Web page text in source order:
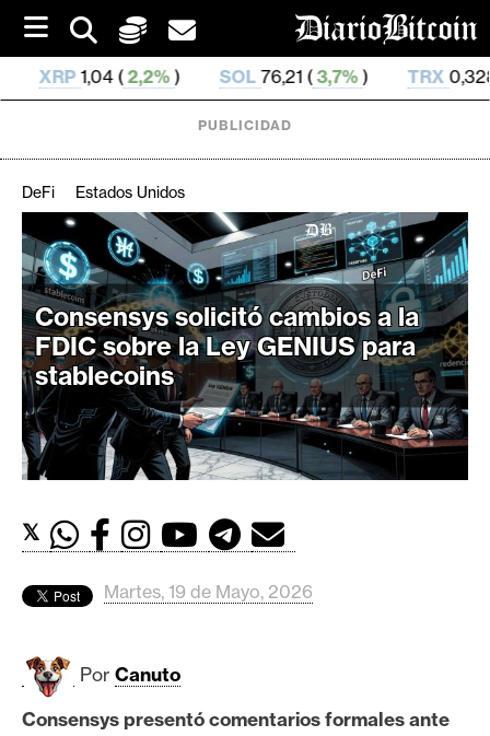
i
t
o
SOL76,21 (3,7% TRX0,328 665 ( 0,46%)
C
r
i
p
t
o
M
d
s
B
PUBLICIDAD
DeFi Estados Unidos
Consensys solicitó cambios a la
FDIC sobre la Ley GENIUS para
stablecoins
𝕏
Martes, 19 de Mayo, 2026
Por Canuto
Consensys presentó comentarios formales ante